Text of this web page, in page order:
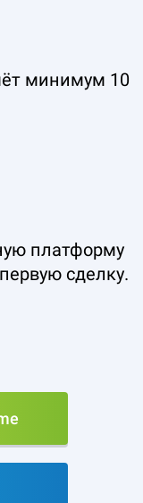
минимум 10
платформу
сделку.